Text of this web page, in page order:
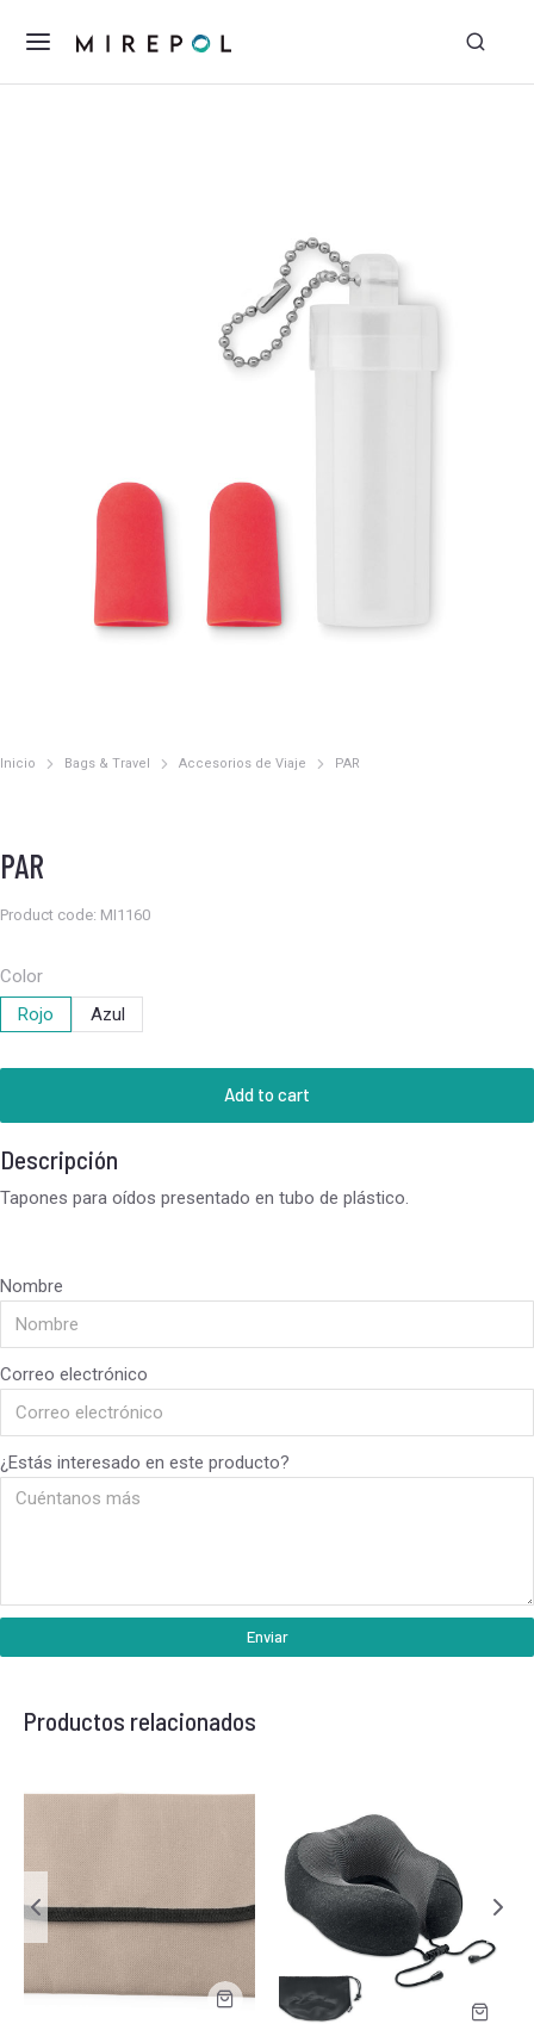
Estás aquí:
Inicio Bags & Travel Accesorios de Viaje PAR
PAR
Product code: MI1160
Color
Rojo
Azul
Add to cart
Descripción
Tapones para oídos presentado en tubo de plástico.
Nombre
Correo electrónico
¿Estás interesado en este producto?
Enviar
Productos relacionados